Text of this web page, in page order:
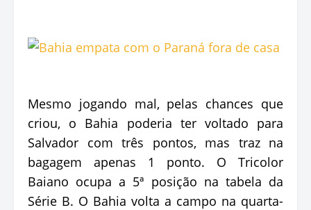
Mesmo jogando mal, pelas chances que
criou, o Bahia poderia ter voltado para
Salvador com três pontos, mas traz na
bagagem apenas 1 ponto. O Tricolor
Baiano ocupa a 5ª posição na tabela da
Série B. O Bahia volta a campo na quarta-